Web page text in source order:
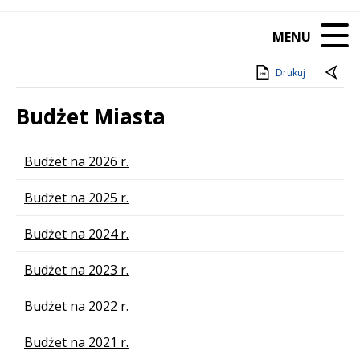
MENU
Drukuj
Budżet Miasta
Lista stron
Budżet na 2026 r.
Budżet na 2025 r.
Budżet na 2024 r.
Budżet na 2023 r.
Budżet na 2022 r.
Budżet na 2021 r.